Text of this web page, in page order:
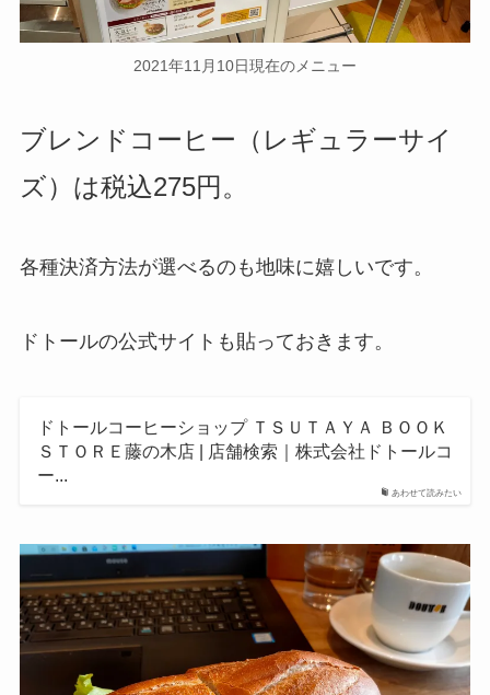
2021年11月10日現在のメニュー
ブレンドコーヒー（レギュラーサイ
ズ）は税込275円。
各種決済方法が選べるのも地味に嬉しいです。
ドトールの公式サイトも貼っておきます。
あわせて読みたい
ドトールコーヒーショップ ＴＳＵＴＡＹＡ ＢＯＯＫ
ＳＴＯＲＥ藤の木店 | 店舗検索｜株式会社ドトールコ
ー...